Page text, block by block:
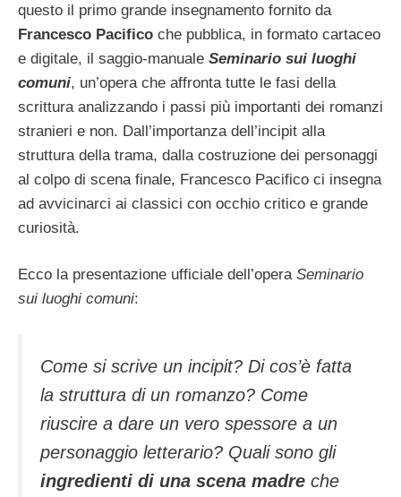
questo il primo grande insegnamento fornito da
Francesco Pacifico che pubblica, in formato cartaceo
e digitale, il saggio-manuale Seminario sui luoghi
comuni, un’opera che affronta tutte le fasi della
scrittura analizzando i passi più importanti dei romanzi
stranieri e non. Dall’importanza dell’incipit alla
struttura della trama, dalla costruzione dei personaggi
al colpo di scena finale, Francesco Pacifico ci insegna
ad avvicinarci ai classici con occhio critico e grande
curiosità.
Ecco la presentazione ufficiale dell’opera Seminario
sui luoghi comuni:
Come si scrive un incipit? Di cos’è fatta
la struttura di un romanzo? Come
riuscire a dare un vero spessore a un
personaggio letterario? Quali sono gli
ingredienti di una scena madre che